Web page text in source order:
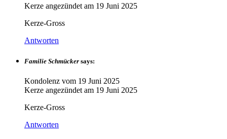
Kerze angezündet am 19 Juni 2025
Kerze-Gross
Antworten
Familie Schmücker says:
Kondolenz vom 19 Juni 2025
Kerze angezündet am 19 Juni 2025
Kerze-Gross
Antworten